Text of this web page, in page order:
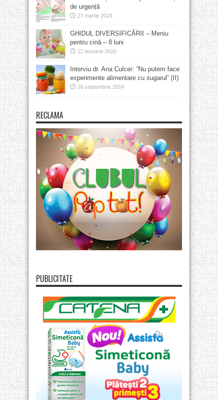
de urgență
27 martie 2024
GHIDUL DIVERSIFICĂRII – Meniu
pentru cină – 8 luni
12 ianuarie 2016
Interviu dr. Ana Culcer: ”Nu putem face
experimente alimentare cu sugarul” (II)
26 septembrie 2024
RECLAMA
PUBLICITATE